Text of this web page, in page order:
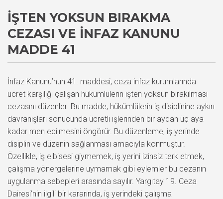
İŞTEN YOKSUN BIRAKMA
CEZASI VE İNFAZ KANUNU
MADDE 41
İnfaz Kanunu’nun 41. maddesi, ceza infaz kurumlarında
ücret karşılığı çalışan hükümlülerin işten yoksun bırakılması
cezasını düzenler. Bu madde, hükümlülerin iş disiplinine aykırı
davranışları sonucunda ücretli işlerinden bir aydan üç aya
kadar men edilmesini öngörür. Bu düzenleme, iş yerinde
disiplin ve düzenin sağlanması amacıyla konmuştur.
Özellikle, iş elbisesi giymemek, iş yerini izinsiz terk etmek,
çalışma yönergelerine uymamak gibi eylemler bu cezanın
uygulanma sebepleri arasında sayılır. Yargıtay 19. Ceza
Dairesi’nin ilgili bir kararında, iş yerindeki çalışma